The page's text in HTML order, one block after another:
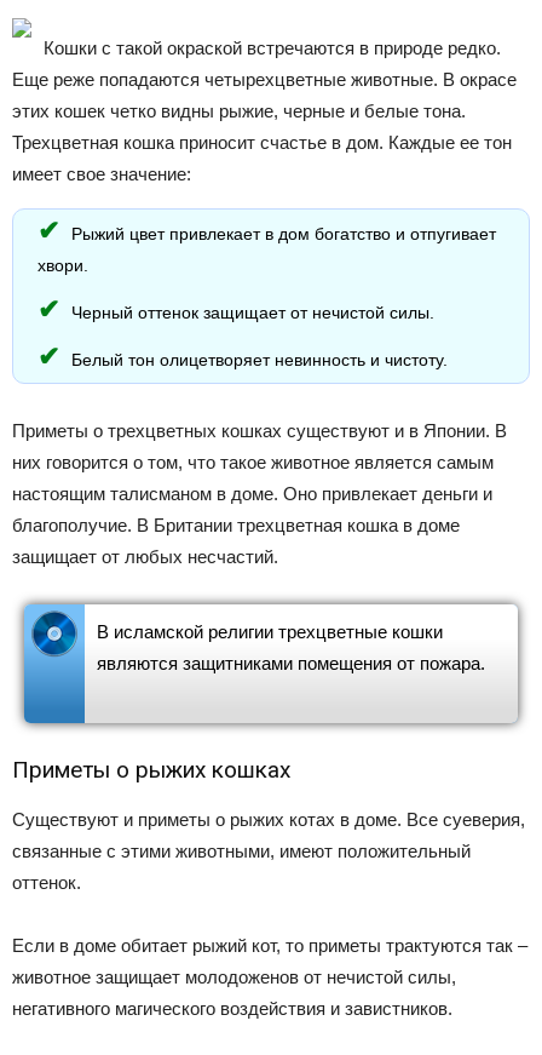
Кошки с такой окраской встречаются в природе редко.
Еще реже попадаются четырехцветные животные. В окрасе
этих кошек четко видны рыжие, черные и белые тона.
Трехцветная кошка приносит счастье в дом. Каждые ее тон
имеет свое значение:
Рыжий цвет привлекает в дом богатство и отпугивает
хвори.
Черный оттенок защищает от нечистой силы.
Белый тон олицетворяет невинность и чистоту.
Приметы о трехцветных кошках существуют и в Японии. В
них говорится о том, что такое животное является самым
настоящим талисманом в доме. Оно привлекает деньги и
благополучие. В Британии трехцветная кошка в доме
защищает от любых несчастий.
В исламской религии трехцветные кошки
являются защитниками помещения от пожара.
Приметы о рыжих кошках
Существуют и приметы о рыжих котах в доме. Все суеверия,
связанные с этими животными, имеют положительный
оттенок.
Если в доме обитает рыжий кот, то приметы трактуются так –
животное защищает молодоженов от нечистой силы,
негативного магического воздействия и завистников.